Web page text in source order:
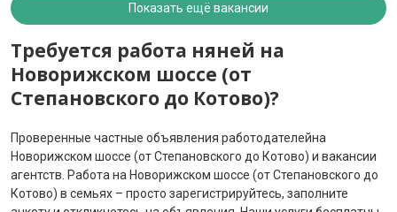
Показать ещё вакансии
Требуется работа няней на
Новорижском шоссе (от
Степановского до Котово)?
Проверенные частные объявления работодателейна
Новорижском шоссе (от Степановского до Котово) и вакансии
агентств. Работа на Новорижском шоссе (от Степановского до
Котово) в семьях – просто зарегистрируйтесь, заполните